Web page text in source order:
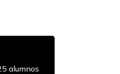
alumnos